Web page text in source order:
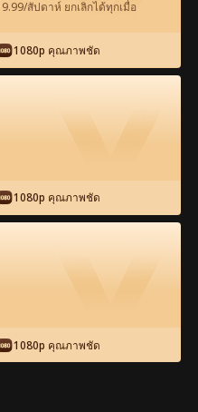
นแอป
จากไป เต็มเรื่อง
62
สัปดาห์ ยกเลิกได้ทุกเมื่อ
1080p คุณภาพชัด
1080p คุณภาพชัด
1080p คุณภาพชัด